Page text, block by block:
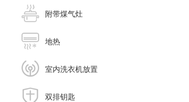
附带煤气灶
地热
室内洗衣机放置
双排钥匙